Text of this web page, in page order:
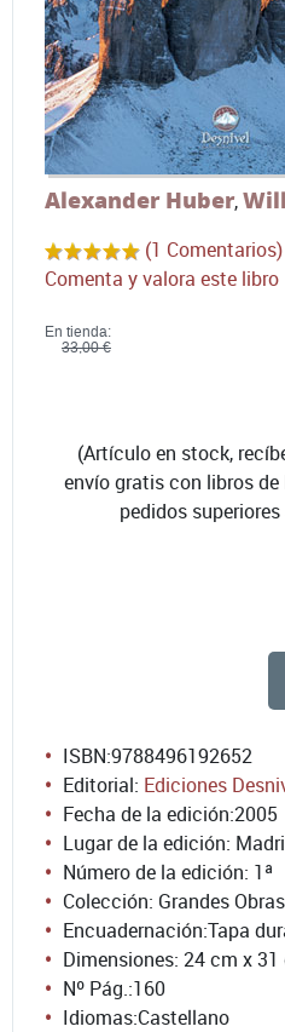
Alexander Huber,
(1 Comentarios)
Comenta y valora este libro
En tienda:
33,00 €
(Artículo en stock,
envío gratis con libros
pedidos
ISBN:9788496192652
Editorial: Ediciones
Fecha de la edición:2005
Lugar de la edición:
Número de la edición: 1ª
Colección: Grandes Obras
Encuadernación:Tapa
Dimensiones: 24 cm x 31
Nº Pág.:160
Idiomas:Castellano